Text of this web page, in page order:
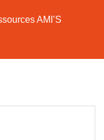
AMI’S